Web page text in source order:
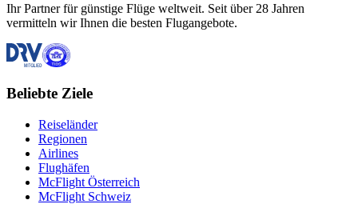
Ihr Partner für günstige Flüge weltweit. Seit über 28 Jahren
vermitteln wir Ihnen die besten Flugangebote.
Beliebte Ziele
Reiseländer
Regionen
Airlines
Flughäfen
McFlight Österreich
McFlight Schweiz